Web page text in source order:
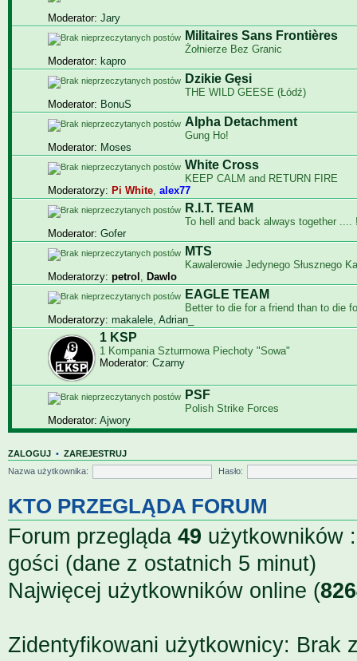
Moderator: Jary
Militaires Sans Frontières
Żołnierze Bez Granic
Moderator: kapro
Dzikie Gęsi
THE WILD GEESE (Łódź)
Moderator: BonuS
Alpha Detachment
Gung Ho!
Moderator: Moses
White Cross
KEEP CALM and RETURN FIRE
Moderatorzy: Pi White, alex77
R.I.T. TEAM
To hell and back always together ....
Moderator: Gofer
MTS
Kawalerowie Jedynego Słusznego
Moderatorzy: petrol , Dawlo
EAGLE TEAM
Bet­ter to die for a friend than to die
Moderatorzy: makalele, Adrian_
1 KSP
1 Kompania Szturmowa Piechoty "Sowa"
Moderator: Czarny
PSF
Polish Strike Forces
Moderator: Ajwory
ZALOGUJ • ZAREJESTRUJ
Nazwa użytkownika:
Hasło:
KTO PRZEGLĄDA FORUM
Forum przegląda 49 użytkowników
gości (dane z ostatnich 5 minut)
Najwięcej użytkowników online (
Zidentyfikowani użytkownicy: Brak